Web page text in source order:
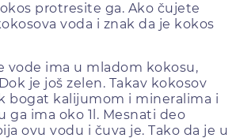
protresite ga. Ako čujete
voda i znak da je kokos
vode ima u mladom kokosu,
je još zelen. Takav kokosov
bogat kalijumom i mineralima i
ga ima oko 1l. Mesnati deo
ovu vodu i čuva je. Tako da je u